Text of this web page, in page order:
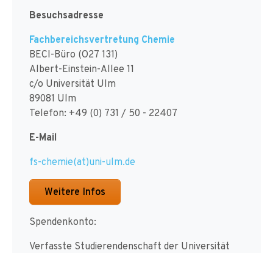
Besuchsadresse
Fachbereichsvertretung Chemie
BECI-Büro (O27 131)
Albert-Einstein-Allee 11
c/o Universität Ulm
89081 Ulm
Telefon: +49 (0) 731 / 50 - 22407
E-Mail
fs-chemie(at)uni-ulm.de
Weitere Infos
Spendenkonto:
Verfasste Studierendenschaft der Universität